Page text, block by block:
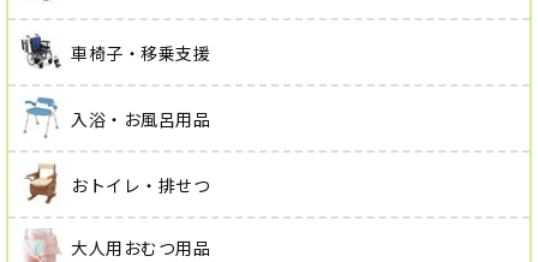
車椅子・移乗支援
入浴・お風呂用品
おトイレ・排せつ
大人用おむつ用品